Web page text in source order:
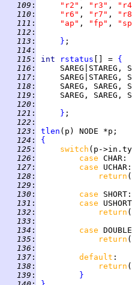
109 : "r2" , "r3" ,
110 : "r6" , "r7" ,
111 : "ap" , "fp" ,
112 :
113 : }
114 :
115 : int rstatus [] = {
116 :
117 :
118 :
119 :
120 :
121 : }
122 :
123 : tlen
124 :
{
125 : switch (p-
126 : case CHAR
127 : case UCHAR
128 : return (
129 :
130 : case SHORT
131 : case USHORT
132 : return (
133 :
134 : case DOUBLE
135 : return (
136 :
137 : default
138 : return (
139 :
}